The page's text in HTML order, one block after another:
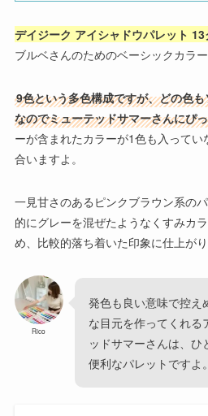
デイジーク アイシャドウパレット
ブルベさんのためのベーシックカラー
9色という多色構成ですが、どの色
なのでミューテッドサマーさんにぴ
ーが含まれたカラーが1色も入って
合いますよ。
一見甘さのあるピンクブラウン系の
的にグレーを混ぜたようなくすみカ
め、比較的落ち着いた印象に仕上がり
Rico
発色も良い意味で控え
な目元を作ってくれる
ッドサマーさんは、ひ
便利なパレットですよ。